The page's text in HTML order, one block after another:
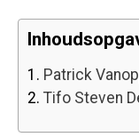
1. Patrick
2. Tifo Steven